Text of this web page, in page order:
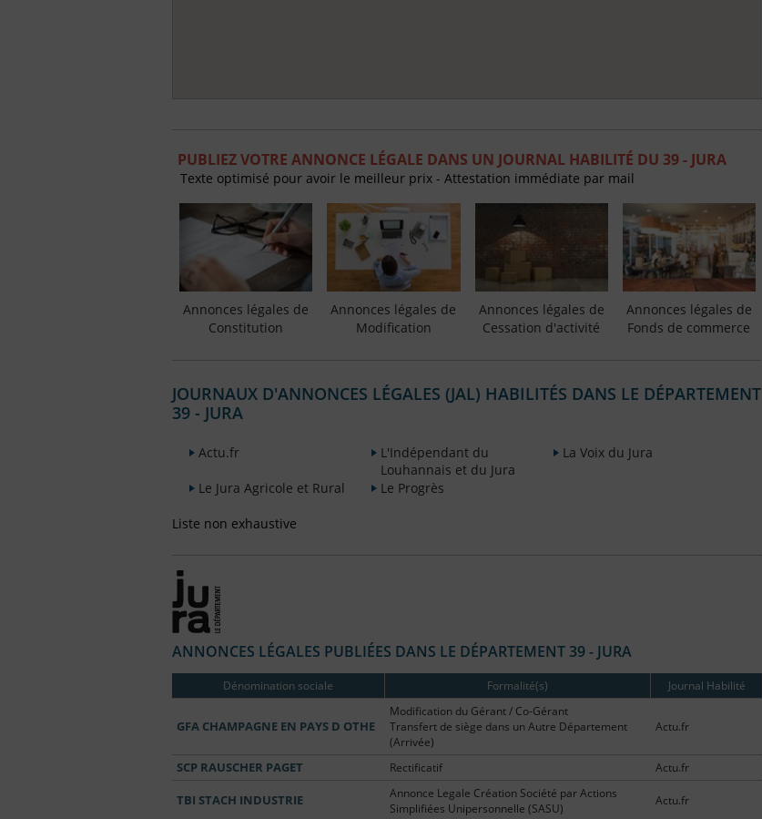
PUBLIEZ VOTRE ANNONCE LÉGALE DANS UN JOURNAL HABILITÉ DU 39 - JURA
Texte optimisé pour avoir le meilleur prix - Attestation immédiate par mail
Annonces légales de
Constitution
Annonces légales de
Modification
Annonces légales de
Cessation d'activité
Annonces légales de
Fonds de commerce
JOURNAUX D'ANNONCES LÉGALES (JAL) HABILITÉS DANS LE DÉPARTEMENT
39 - JURA
Actu.fr
L'Indépendant du
Louhannais et du Jura
La Voix du Jura
Le Jura Agricole et Rural Le Progrès
Liste non exhaustive
ANNONCES LÉGALES PUBLIÉES DANS LE DÉPARTEMENT 39 - JURA
Dénomination sociale Formalité(s) Journal Habilité
GFA CHAMPAGNE EN PAYS D OTHE
Modification du Gérant / Co-Gérant
Transfert de siège dans un Autre Département
(Arrivée)
Actu.fr
SCP RAUSCHER PAGET Rectificatif Actu.fr
TBI STACH INDUSTRIE
Annonce Legale Création Société par Actions
Simplifiées Unipersonnelle (SASU)
Actu.fr